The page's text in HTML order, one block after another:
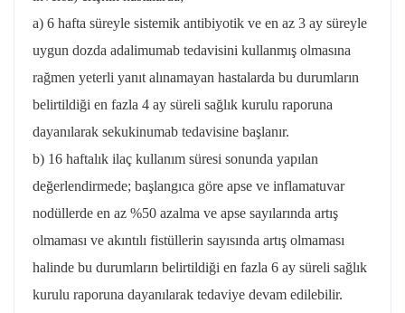
a) 6 hafta süreyle sistemik antibiyotik ve en az 3 ay süreyle
uygun dozda adalimumab tedavisini kullanmış olmasına
rağmen yeterli yanıt alınamayan hastalarda bu durumların
belirtildiği en fazla 4 ay süreli sağlık kurulu raporuna
dayanılarak sekukinumab tedavisine başlanır.
b) 16 haftalık ilaç kullanım süresi sonunda yapılan
değerlendirmede; başlangıca göre apse ve inflamatuvar
nodüllerde en az %50 azalma ve apse sayılarında artış
olmaması ve akıntılı fistüllerin sayısında artış olmaması
halinde bu durumların belirtildiği en fazla 6 ay süreli sağlık
kurulu raporuna dayanılarak tedaviye devam edilebilir.